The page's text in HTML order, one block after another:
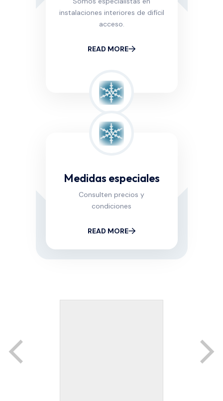
instalaciones interiores de difícil
acceso.
READ MORE
Medidas especiales
Consulten precios y
condiciones
READ MORE